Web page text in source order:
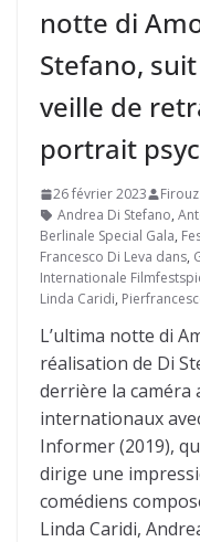
notte di
Stefano,
veille de
portrait
26 février 2023
Andrea Di Stefano,
Berlinale Special Gala,
Francesco Di Leva dans,
Internationale
Linda Caridi,
L’ultima notte di
réalisation de Di
derrière la caméra
internationaux
Informer (2019),
dirige une
comédiens
Linda Caridi,